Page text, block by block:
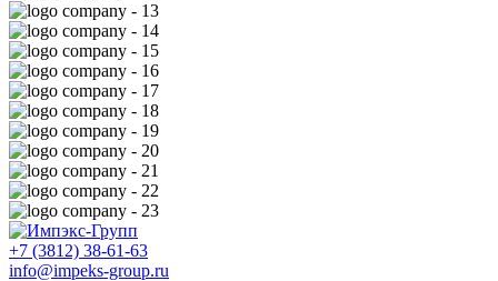
+7 (3812) 38-61-63
info@impeks-group.ru